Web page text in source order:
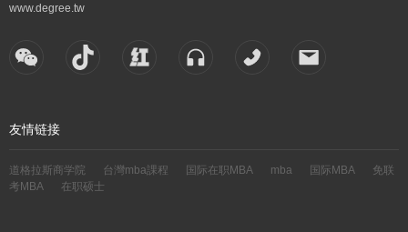
www.degree.tw
友情链接
道格拉斯商学院 台灣mba課程 国际在职MBA mba 国际MBA
免联
考MBA
在职硕士